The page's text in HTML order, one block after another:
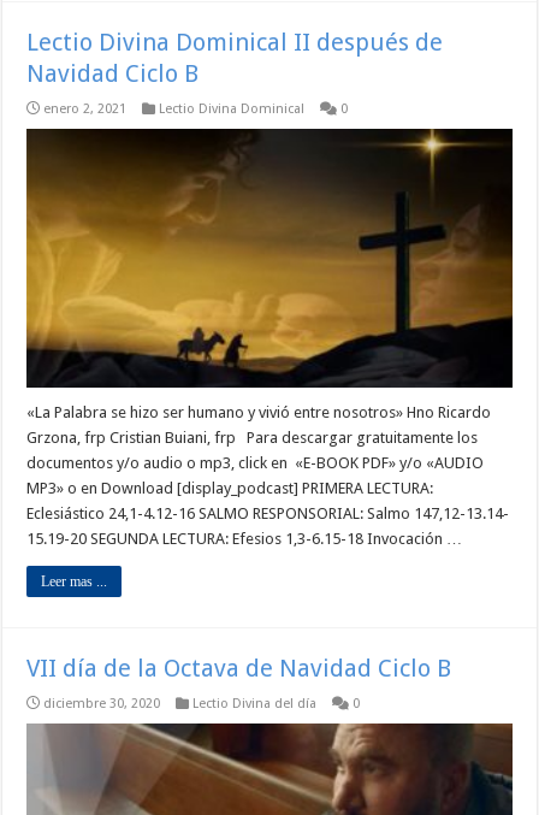
Lectio Divina Dominical II después de
Navidad Ciclo B
enero 2, 2021 Lectio Divina Dominical 0
«La Palabra se hizo ser humano y vivió entre nosotros» Hno Ricardo
Grzona, frp Cristian Buiani, frp Para descargar gratuitamente los
documentos y/o audio o mp3, click en «E-BOOK PDF» y/o «AUDIO
MP3» o en Download [display_podcast] PRIMERA LECTURA:
Eclesiástico 24,1-4.12-16 SALMO RESPONSORIAL: Salmo 147,12-13.14-
15.19-20 SEGUNDA LECTURA: Efesios 1,3-6.15-18 Invocación …
Leer mas ...
VII día de la Octava de Navidad Ciclo B
diciembre 30, 2020 Lectio Divina del día 0